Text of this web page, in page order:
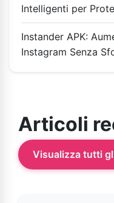
Intelligenti per
Instander APK:
Instagram Senza
Articoli
Visualizza tutti